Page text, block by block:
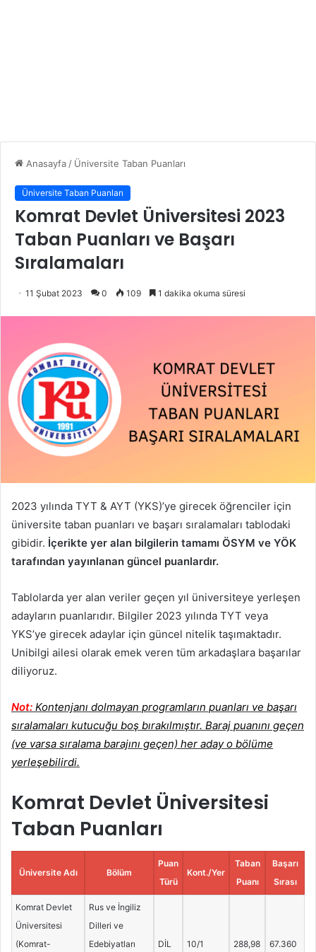
Anasayfa / Üniversite Taban Puanları
Üniversite Taban Puanları
Komrat Devlet Üniversitesi 2023
Taban Puanları ve Başarı
Sıralamaları
11 Şubat 2023 0 109 1 dakika okuma süresi
2023 yılında TYT & AYT (YKS)’ye girecek öğrenciler için
üniversite taban puanları ve başarı sıralamaları tablodaki
gibidir. İçerikte yer alan bilgilerin tamamı ÖSYM ve YÖK
tarafından yayınlanan güncel puanlardır.
Tablolarda yer alan veriler geçen yıl üniversiteye yerleşen
adayların puanlarıdır. Bilgiler 2023 yılında TYT veya
YKS’ye girecek adaylar için güncel nitelik taşımaktadır.
Unibilgi ailesi olarak emek veren tüm arkadaşlara başarılar
diliyoruz.
Not: Kontenjanı dolmayan programların puanları ve başarı
sıralamaları kutucuğu boş bırakılmıştır. Baraj puanını geçen
(ve varsa sıralama barajını geçen) her aday o bölüme
yerleşebilirdi.
Komrat Devlet Üniversitesi
Taban Puanları
Üniversite Adı Bölüm
Puan
Türü
Kont./Yer
Taban
Puanı
Başarı
Sırası
Komrat Devlet
Üniversitesi
(Komrat-
Rus ve İngiliz
Dilleri ve
Edebiyatları
DİL 10/1 288,98 67.360